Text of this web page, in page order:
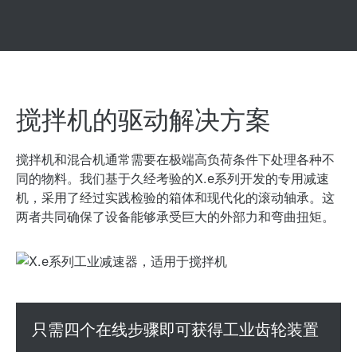
搅拌机的驱动解决方案
搅拌机和混合机通常需要在极端高负荷条件下处理各种不
同的物料。我们基于久经考验的X.e系列开发的专用减速
机，采用了经过实践检验的箱体和现代化的滚动轴承。这
两者共同确保了设备能够承受巨大的外部力和弯曲扭矩。